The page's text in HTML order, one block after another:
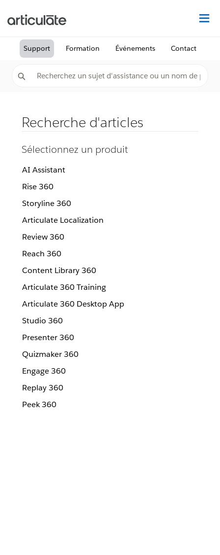
Support Formation Événements Contact
Recherche d'articles
Sélectionnez un produit
AI Assistant
Rise 360
Storyline 360
Articulate Localization
Review 360
Reach 360
Content Library 360
Articulate 360 Training
Articulate 360 Desktop App
Studio 360
Presenter 360
Quizmaker 360
Engage 360
Replay 360
Peek 360